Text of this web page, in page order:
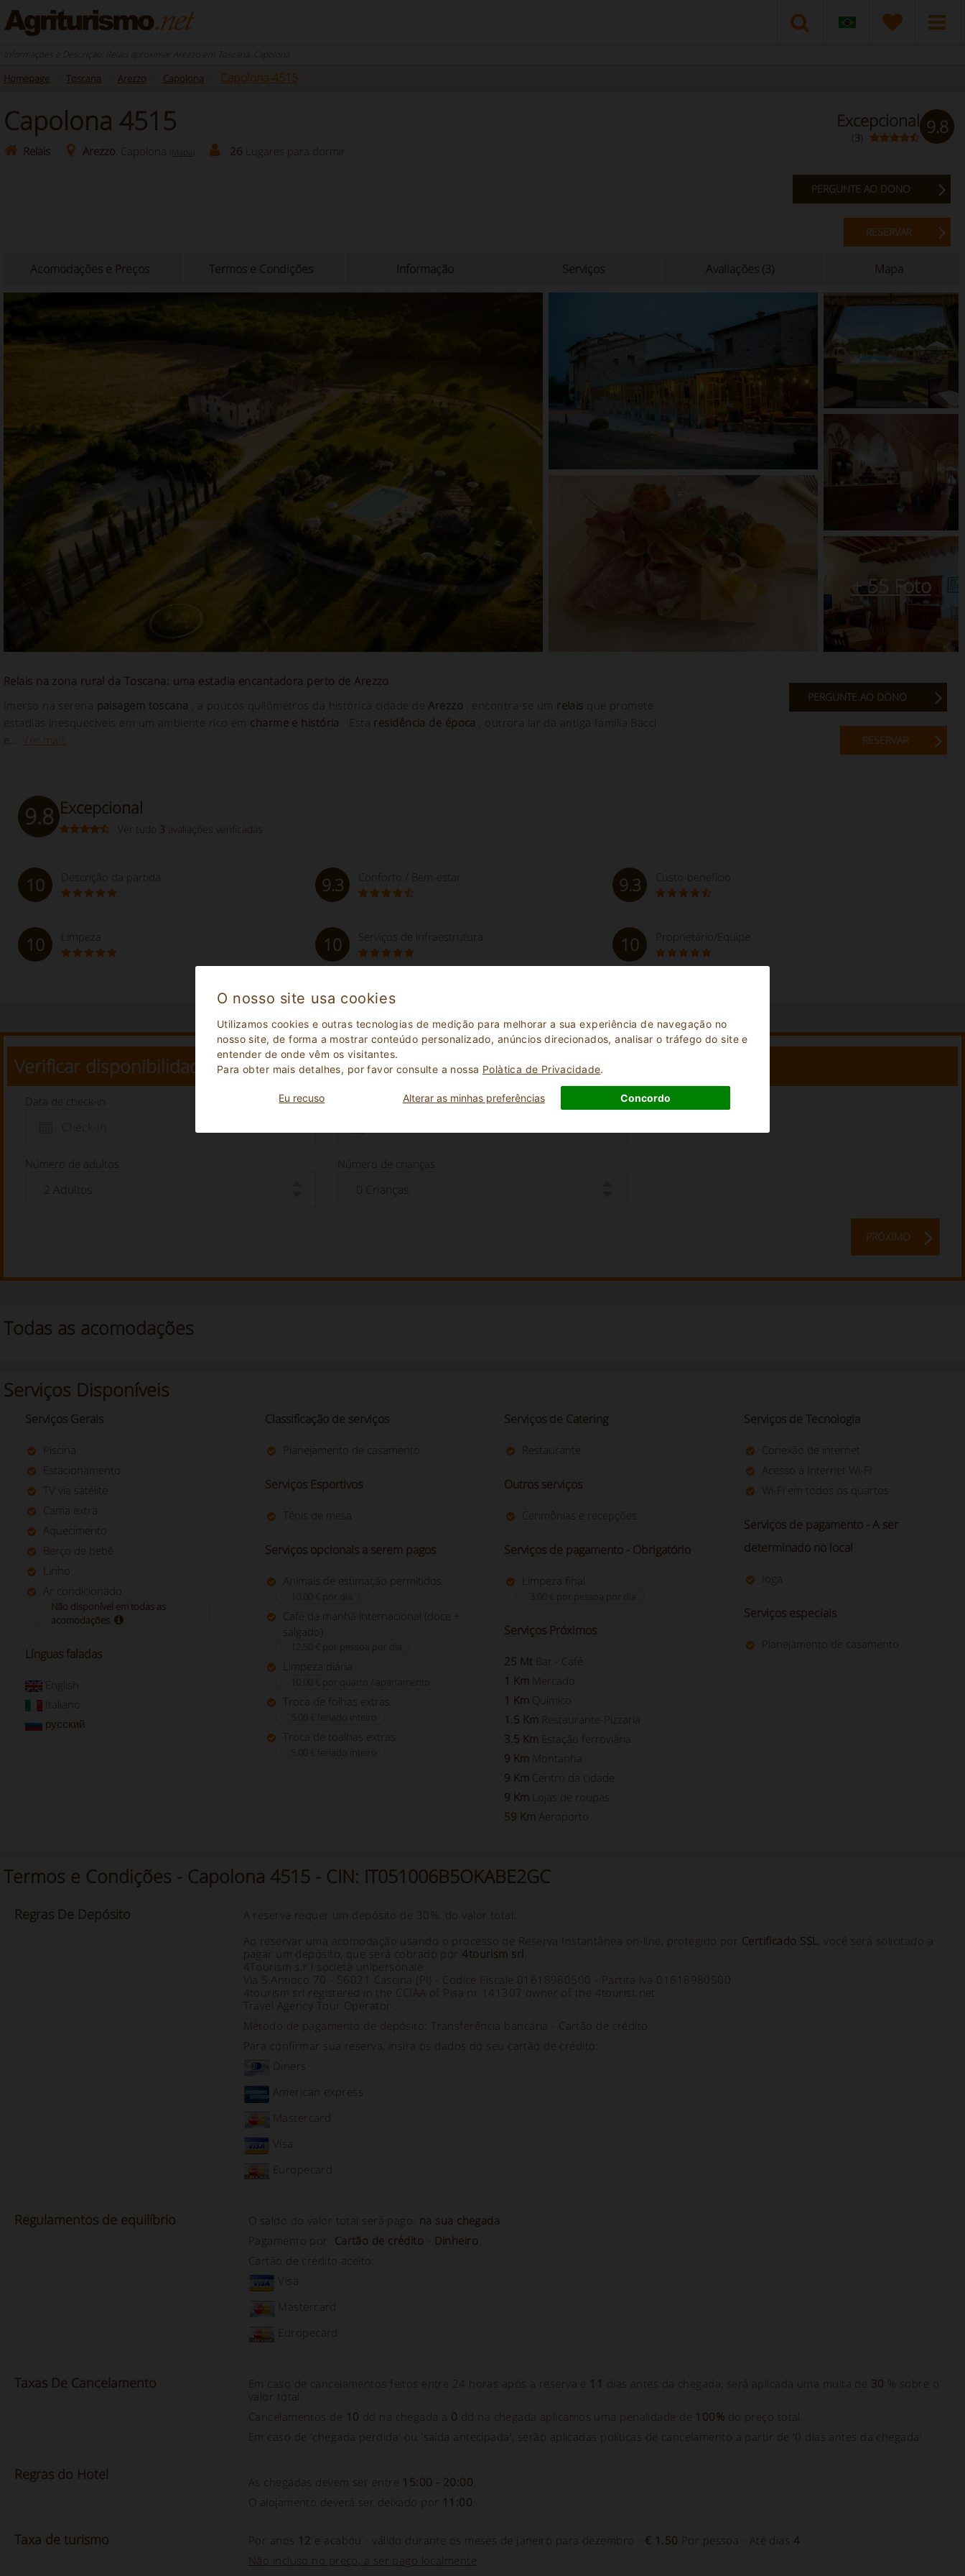
O nosso site usa cookies
Utilizamos cookies e outras tecnologias de medição para melhorar a sua experiência de navegação no
nosso site, de forma a mostrar conteúdo personalizado, anúncios direcionados, analisar o tráfego do site e
entender de onde vêm os visitantes.
Para obter mais detalhes, por favor consulte a nossa Polà­tica de Privacidade.
Eu recuso Alterar as minhas preferências Concordo
Informações e Descrição: Relais aproximar Arezzo em Toscana, Capolona
Homepage Toscana Arezzo Capolona Capolona-4515
Capolona 4515
Relais Arezzo, Capolona (Mapa) 26 Lugares para dormir
Excepcional
(3) 9.8
PERGUNTE AO DONO
RESERVAR
Acomodações e Preços Termos e Condições Informação Serviços Avaliações (3) Mapa
+55 Foto
Relais na zona rural da Toscana: uma estadia encantadora perto de Arezzo
Imerso na serena paisagem toscana , a poucos quilômetros da histórica cidade deArezzo , encontra-se um relais que promete
estadias inesquecíveis em um ambiente rico em charme e história . Esta residência de época , outrora lar da antiga família Bacci
e... Ver mais
PERGUNTE AO DONO
RESERVAR
9.8 Excepcional
Ver tudo 3 avaliações verificadas
10 Descrição da partida 9.3 Conforto / Bem-estar 9.3 Custo-benefício
10 Limpeza 10 Serviços de infraestrutura 10 Proprietário/Equipe
Verificar disponibilidade
Data de check-in Data de check-out
Número de adultos Número de crianças
PRÓXIMO
Todas as acomodações
Serviços Disponíveis
Serviços Gerais
Piscina
Estacionamento
TV via satélite
Cama extra
Aquecimento
Berço de bebê
Linho
Ar condicionado
Não disponível em todas as
acomodações
Classificação de serviços
Planejamento de casamento
Serviços de Catering
Restaurante
Serviços de Tecnologia
Conexão de internet
Acesso à Internet Wi-Fi
Wi-Fi em todos os quartos
Serviços Esportivos
Tênis de mesa
Outros serviços
Cerimônias e recepções
Serviços de pagamento - A ser
determinado no local
Ioga
Serviços opcionais a serem pagos
Animais de estimação permitidos
10.00 € por dia
Café da manhã internacional (doce +
salgado)
12.50 € por pessoa por dia
Limpeza diária
10.00 € por quarto / apartamento
Troca de folhas extras
5.00 € feriado inteiro
Troca de toalhas extras
5.00 € feriado inteiro
Serviços de pagamento - Obrigatório
Limpeza final
3.00 € por pessoa por dia
Serviços especiais
Planejamento de casamento
Serviços Próximos
25 Mt Bar - Café
1 Km Mercado
1 Km Químico
1.5 Km Restaurante-Pizzaria
3.5 Km Estação ferroviária
9 Km Montanha
9 Km Centro da cidade
9 Km Lojas de roupas
59 Km Aeroporto
Línguas faladas
English
Italiano
русский
Termos e Condições - Capolona 4515 - CIN: IT051006B5OKABE2GC
Regras De Depósito
A reserva requer um depósito de 30%. do valor total.
Ao reservar uma acomodação usando o processo de Reserva Instantânea on-line, protegido por Certificado SSL, você será solicitado a
pagar um depósito, que será cobrado por 4tourism srl.
4Tourism s.r.l società unipersonale
Via S.Antioco 70 - 56021 Cascina (PI) - Codice Fiscale 01618980500 - Partita Iva 01618980500
4tourism srl registered in the CCIAA of Pisa nr.141307 owner of the 4tourist.net
Travel Agency Tour Operator ..
Método de pagamento de depósito: Transferência bancária - Cartão de crédito
Para confirmar sua reserva, insira os dados do seu cartão de crédito:
Diners
American express
Mastercard
Visa
Europecard
Regulamentos de equilíbrio O saldo do valor total será pago: na sua chegada
Pagamento por: Cartão de crédito
Dinheiro
Cartão de crédito aceito:
Visa
Mastercard
Europecard
Taxas De Cancelamento Em caso de cancelamentos feitos entre 24 horas após a reserva e 11 dias antes da chegada, será aplicada uma multa de 30 % sobre o
valor total.
Cancelamentos de 10 dd na chegada a 0 dd na chegada aplicamos uma penalidade de 100% do preço total.
Em caso de 'chegada perdida' ou 'saída antecipada', serão aplicadas políticas de cancelamento a partir de '0 dias antes da chegada'
Regras do Hotel As chegadas devem ser entre 15:00 - 20:00.
O alojamento deverá ser deixado por 11:00.
Taxa de turismo Por anos 12 e acabou - válido durante os meses de Janeiro para dezembro - € 1.50 Por pessoa - Até dias 4
Não incluso no preço, a ser pago localmente